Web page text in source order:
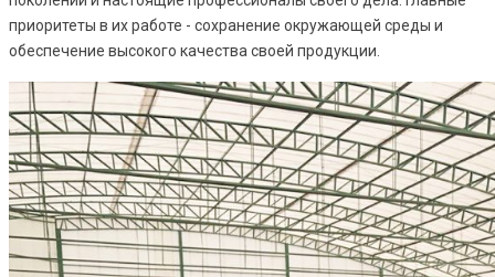
приоритеты в их работе - сохранение окружающей среды и
обеспечение высокого качества своей продукции.